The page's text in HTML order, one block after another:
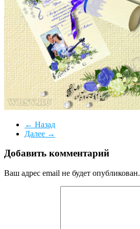
← Назад
Далее →
Добавить комментарий
Ваш адрес email не будет опубликован.